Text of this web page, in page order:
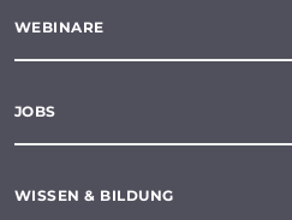
WEBINARE
JOBS
WISSEN & BILDUNG